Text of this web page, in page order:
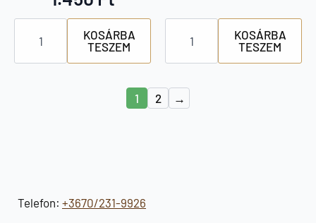
Caputo
nuvola
pizzaliszt
mennyiség
KOSÁRBA
TESZEM
Divella
fusilli
tészta
mennyiség
KOSÁRBA
TESZEM
1 2 →
Telefon: +3670/231-9926